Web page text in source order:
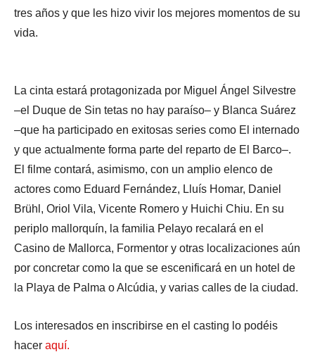
tres años y que les hizo vivir los mejores momentos de su
vida.
La cinta estará protagonizada por Miguel Ángel Silvestre
–el Duque de Sin tetas no hay paraíso– y Blanca Suárez
–que ha participado en exitosas series como El internado
y que actualmente forma parte del reparto de El Barco–.
El filme contará, asimismo, con un amplio elenco de
actores como Eduard Fernández, Lluís Homar, Daniel
Brühl, Oriol Vila, Vicente Romero y Huichi Chiu. En su
periplo mallorquín, la familia Pelayo recalará en el
Casino de Mallorca, Formentor y otras localizaciones aún
por concretar como la que se escenificará en un hotel de
la Playa de Palma o Alcúdia, y varias calles de la ciudad.
Los interesados en inscribirse en el casting lo podéis
hacer aquí.